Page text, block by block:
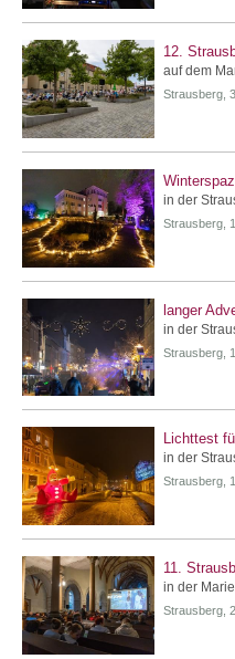
12.
auf dem
Strausberg,
in der
Strausberg,
langer
in der
Strausberg,
Lichttest
in der
Strausberg,
11.
in der
Strausberg,